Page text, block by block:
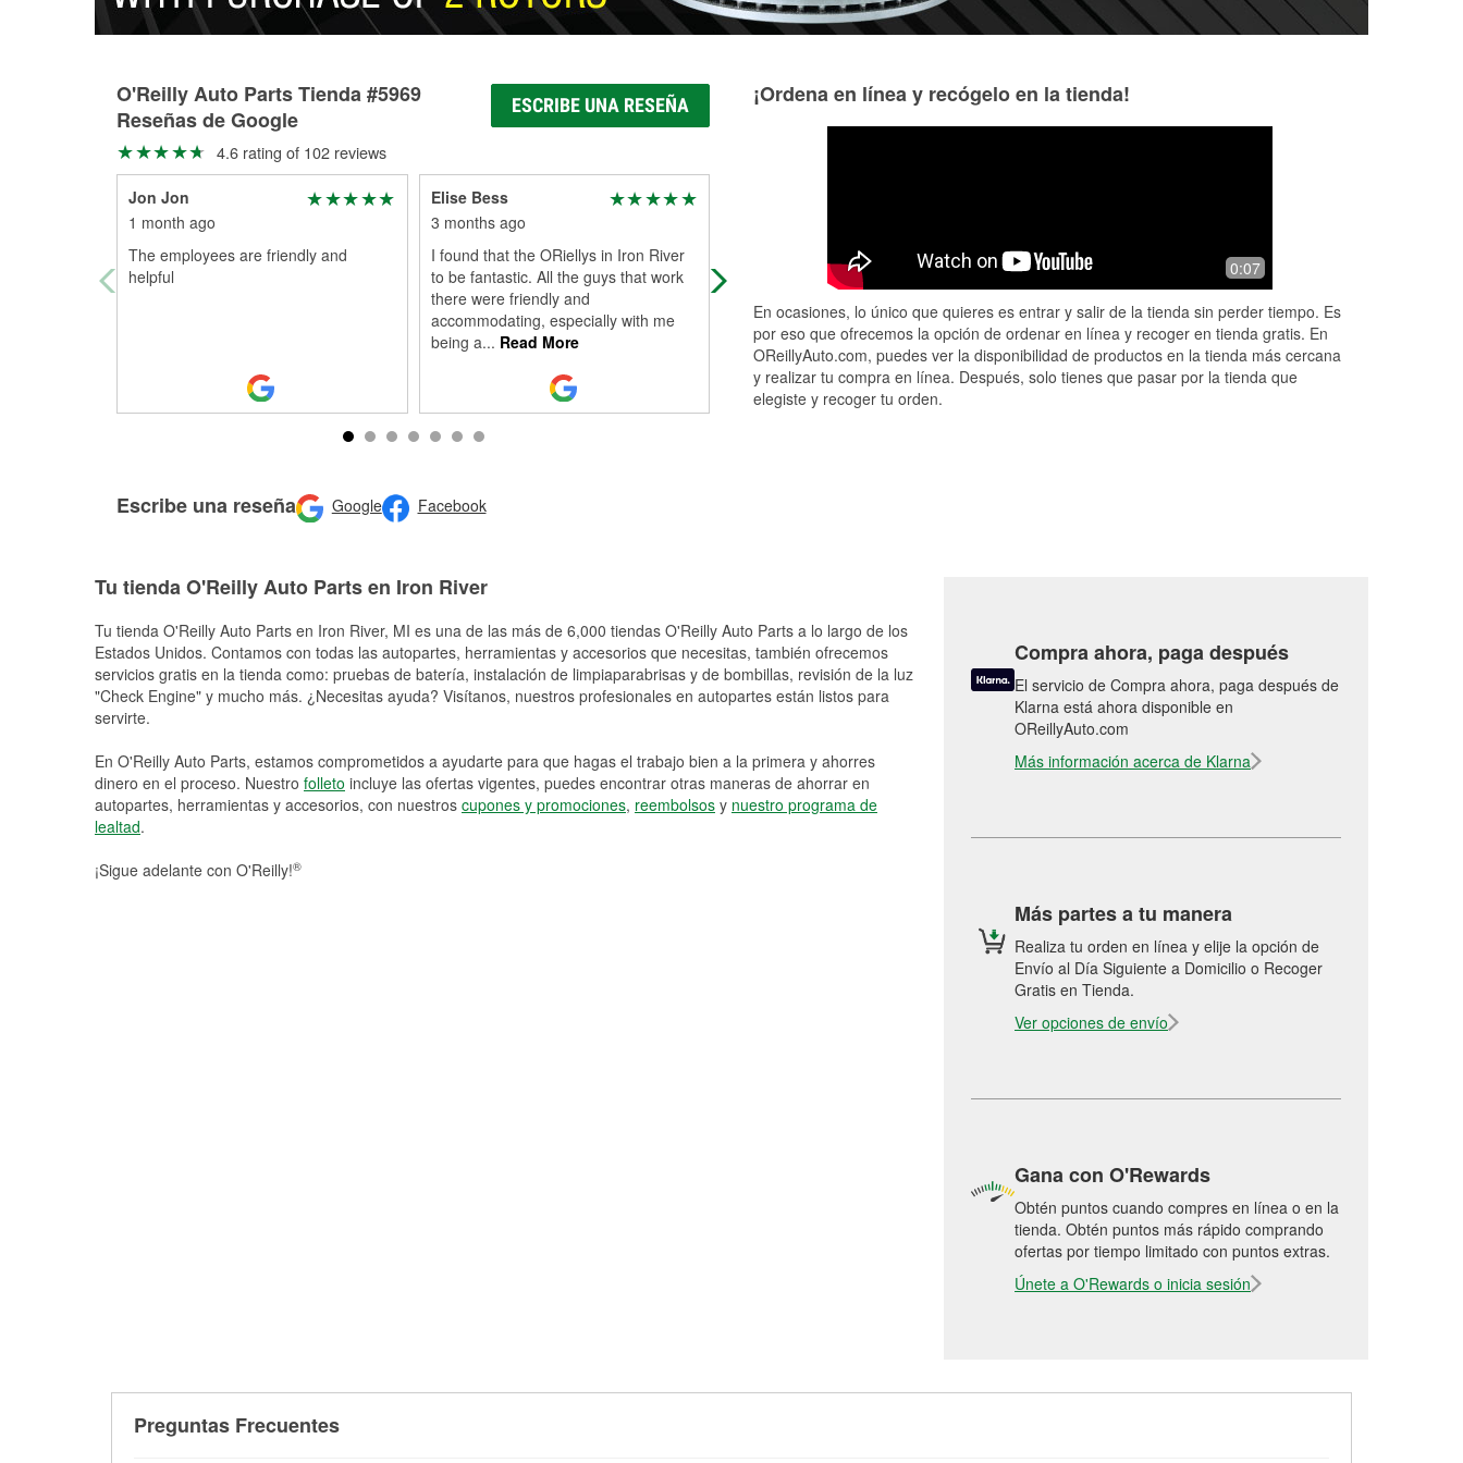
O'Reilly Auto Parts Tienda #5969
Reseñas de Google
ESCRIBE UNA RESEÑA
4.6 rating of 102 reviews
Jon Jon
1 month ago
The employees are friendly and
helpful
Elise Bess
3 months ago
I found that the ORiellys in Iron River
to be fantastic. All the guys that work
there were friendly and
accommodating, especially with me
being a... Read More
Ethan and the crew helped out
tremendously. As my wife and I were
alternator decided to take a shit. We
stop... Read More
Dan is amazing! He helps me the
second I walk in every single time. I
explain things twice — he knows
exactly ...Read More
Escribe una reseña Google Facebook
¡Ordena en línea y recógelo en la tienda!
0:07
En ocasiones, lo único que quieres es entrar y salir de la tienda sin perder tiempo. Es
por eso que ofrecemos la opción de ordenar en línea y recoger en tienda gratis. En
OReillyAuto.com, puedes ver la disponibilidad de productos en la tienda más cercana
y realizar tu compra en línea. Después, solo tienes que pasar por la tienda que
elegiste y recoger tu orden.
Tu tienda O'Reilly Auto Parts en Iron River
Tu tienda O'Reilly Auto Parts en Iron River, MI es una de las más de 6,000 tiendas O'Reilly Auto Parts a lo largo de los
Estados Unidos. Contamos con todas las autopartes, herramientas y accesorios que necesitas, también ofrecemos
servicios gratis en la tienda como: pruebas de batería, instalación de limpiaparabrisas y de bombillas, revisión de la luz
"Check Engine" y mucho más. ¿Necesitas ayuda? Visítanos, nuestros profesionales en autopartes están listos para
servirte.
En O'Reilly Auto Parts, estamos comprometidos a ayudarte para que hagas el trabajo bien a la primera y ahorres
dinero en el proceso. Nuestro folleto incluye las ofertas vigentes, puedes encontrar otras maneras de ahorrar en
autopartes, herramientas y accesorios, con nuestros cupones y promociones, reembolsos y nuestro programa de
lealtad.
¡Sigue adelante con O'Reilly!®
Compra ahora, paga después
El servicio de Compra ahora, paga después de
Klarna está ahora disponible en
OReillyAuto.com
Más información acerca de Klarna
Más partes a tu manera
Realiza tu orden en línea y elije la opción de
Envío al Día Siguiente a Domicilio o Recoger
Gratis en Tienda.
Ver opciones de envío
Gana con O'Rewards
Obtén puntos cuando compres en línea o en la
tienda. Obtén puntos más rápido comprando
ofertas por tiempo limitado con puntos extras.
Únete a O'Rewards o inicia sesión
Preguntas Frecuentes